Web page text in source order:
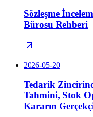
Sözleşme
Bürosu Rehberi
2026-05-20
Tedarik
Tahmini, Stok
Kararın